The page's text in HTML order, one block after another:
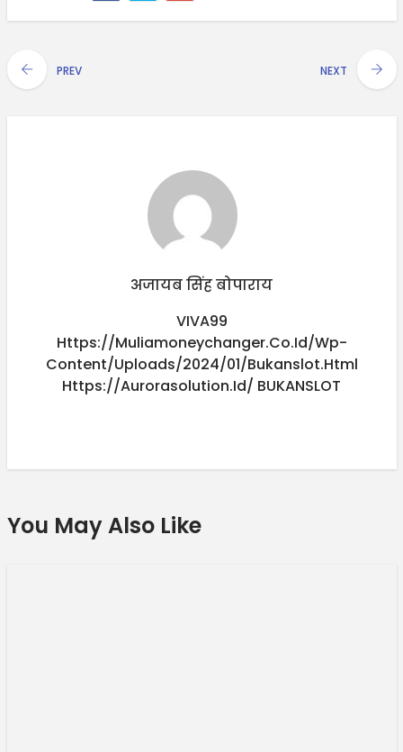
PREV NEXT
अजायब सिंह बोपाराय
VIVA99
Https://muliamoneychanger.co.id/wp-
Content/uploads/2024/01/bukanslot.html
Https://aurorasolution.id/ BUKANSLOT
You May Also Like